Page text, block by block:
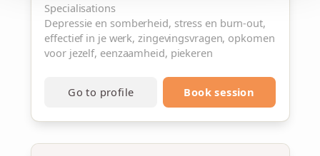
Specialisations
Depressie en somberheid, stress en burn-out,
effectief in je werk, zingevingsvragen, opkomen
voor jezelf, eenzaamheid, piekeren
Go to profile Book session